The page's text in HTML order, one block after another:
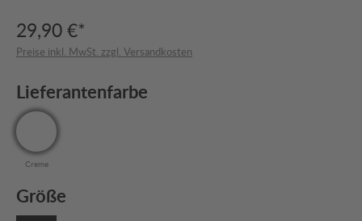
29,90 €*
Preise inkl. MwSt. zzgl. Versandkosten
Lieferantenfarbe
Creme
Größe